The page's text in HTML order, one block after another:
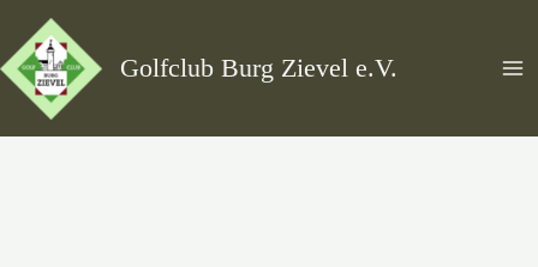
Inhalt
springen
Golfclub Burg Zievel e.V.